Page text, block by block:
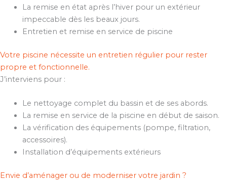
La remise en état après l’hiver pour un extérieur
impeccable dès les beaux jours.
Entretien et remise en service de piscine
Votre piscine nécessite un entretien régulier pour rester
propre et fonctionnelle.
J’interviens pour :
Le nettoyage complet du bassin et de ses abords.
La remise en service de la piscine en début de saison.
La vérification des équipements (pompe, filtration,
accessoires).
Installation d’équipements extérieurs
Envie d’aménager ou de moderniser votre jardin ?